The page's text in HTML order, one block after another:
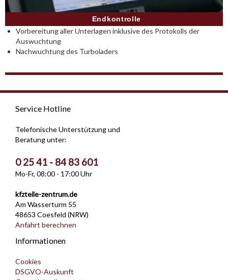
Endkontrolle
Vorbereitung aller Unterlagen inklusive des Protokolls der
Auswuchtung
Nachwuchtung des Turboladers
Service Hotline
Telefonische Unterstützung und
Beratung unter:
0 25 41 - 84 83 601
Mo-Fr, 08:00 - 17:00 Uhr
kfzteile-zentrum.de
Am Wasserturm 55
48653 Coesfeld (NRW)
Anfahrt berechnen
Informationen
Cookies
DSGVO-Auskunft